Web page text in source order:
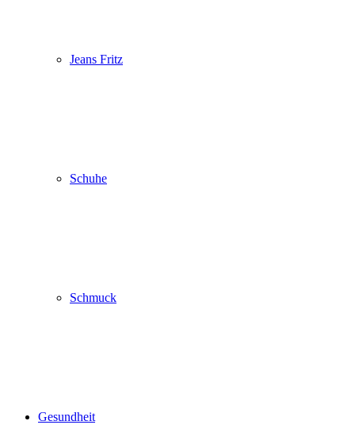
Jeans Fritz
Schuhe
Schmuck
Gesundheit